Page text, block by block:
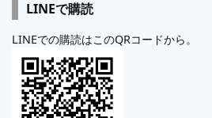
LINEで購読
LINEでの購読はこのQRコードから。